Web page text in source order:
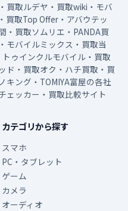
買取ルデヤ・買取wiki・モバ
買取Top Offer・アバウテッ
・買取ソムリエ・PANDA買
モバイルミックス・買取当
ゥインクルモバイル・買取
ド・買取オク・ハチ買取・買
キング・TOMIYA富屋の各社
ェッカー・買取比較サイト
カテゴリから探す
スマホ
PC・タブレット
ゲーム
カメラ
オーディオ